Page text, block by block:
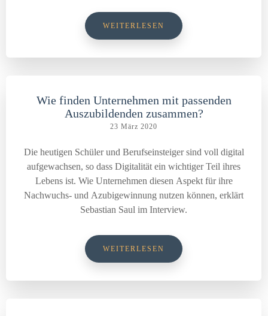
WEITERLESEN
Wie finden Unternehmen mit passenden
Auszubildenden zusammen?
23 März 2020
Die heutigen Schüler und Berufseinsteiger sind voll digital
aufgewachsen, so dass Digitalität ein wichtiger Teil ihres
Lebens ist. Wie Unternehmen diesen Aspekt für ihre
Nachwuchs- und Azubigewinnung nutzen können, erklärt
Sebastian Saul im Interview.
WEITERLESEN